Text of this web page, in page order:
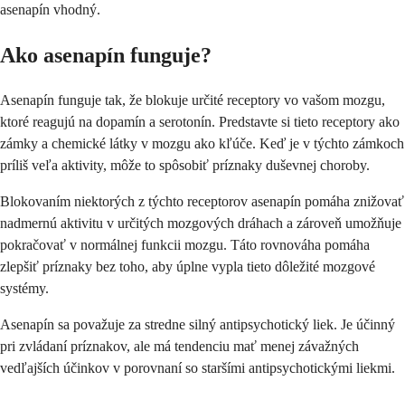
asenapín vhodný.
Ako asenapín funguje?
Asenapín funguje tak, že blokuje určité receptory vo vašom mozgu,
ktoré reagujú na dopamín a serotonín. Predstavte si tieto receptory ako
zámky a chemické látky v mozgu ako kľúče. Keď je v týchto zámkoch
príliš veľa aktivity, môže to spôsobiť príznaky duševnej choroby.
Blokovaním niektorých z týchto receptorov asenapín pomáha znižovať
nadmernú aktivitu v určitých mozgových dráhach a zároveň umožňuje
pokračovať v normálnej funkcii mozgu. Táto rovnováha pomáha
zlepšiť príznaky bez toho, aby úplne vypla tieto dôležité mozgové
systémy.
Asenapín sa považuje za stredne silný antipsychotický liek. Je účinný
pri zvládaní príznakov, ale má tendenciu mať menej závažných
vedľajších účinkov v porovnaní so staršími antipsychotickými liekmi.